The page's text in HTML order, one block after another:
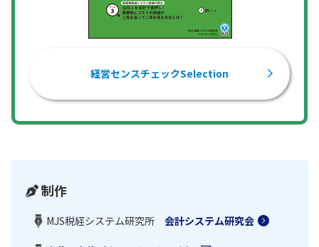
経営センスチェックSelection
制作
MJS税経システム研究所 会計システム研究会